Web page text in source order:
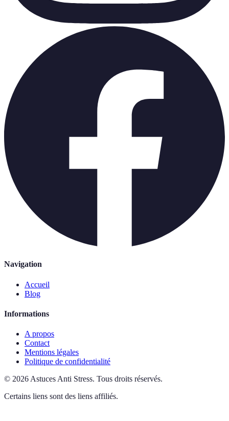
Navigation
Accueil
Blog
Informations
A propos
Contact
Mentions légales
Politique de confidentialité
© 2026 Astuces Anti Stress. Tous droits réservés.
Certains liens sont des liens affiliés.